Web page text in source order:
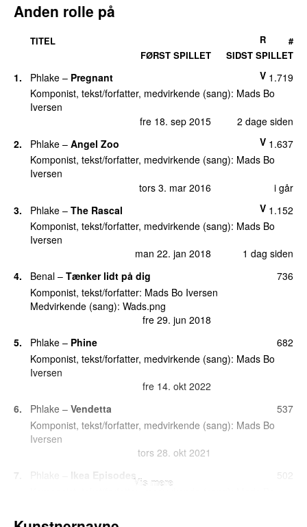
ARY MASHUP) (som
1
Anden rolle på
TITEL
FØRST SPILLET
SIDST SPILLET
R #
1. Phlake – Pregnant
fre 18. sep 2015 2 dage siden
V 1.719
Komponist, tekst/forfatter, medvirkende (sang): Mads Bo
Iversen
2. Phlake – Angel Zoo
tors 3. mar 2016 i går
V 1.637
Komponist, tekst/forfatter, medvirkende (sang): Mads Bo
Iversen
3. Phlake – The Rascal
man 22. jan 2018 1 dag siden
V 1.152
Komponist, tekst/forfatter, medvirkende (sang): Mads Bo
Iversen
4. Benal – Tænker lidt på dig
fre 29. jun 2018
736
Komponist, tekst/forfatter: Mads Bo Iversen
Medvirkende (sang): Wads.png
5. Phlake – Phine
fre 14. okt 2022
682
Komponist, tekst/forfatter, medvirkende (sang): Mads Bo
Iversen
6. Phlake – Vendetta
tors 28. okt 2021
537
Komponist, tekst/forfatter, medvirkende (sang): Mads Bo
Iversen
7. Phlake Ikea Episodes
502
Vis mere